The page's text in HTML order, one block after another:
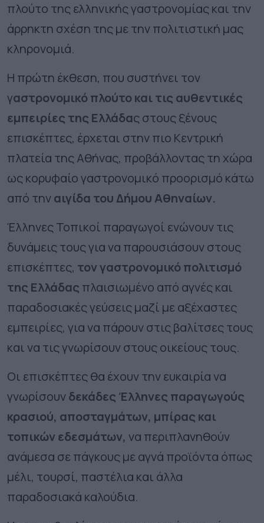
πλούτο της ελληνικής γαστρονομίας και την
άρρηκτη σχέση της με την πολιτιστική μας
κληρονομιά.
Η πρώτη έκθεση, που συστήνει τον
γαστρονομικό πλούτο και τις αυθεντικές
εμπειρίες της Ελλάδας στους ξένους
επισκέπτες, έρχεται στην πιο Κεντρική
πλατεία της Αθήνας, προβάλλοντας τη χώρα
ως κορυφαίο γαστρονομικό προορισμό κάτω
από τηναιγίδα του Δήμου Αθηναίων.
Έλληνες Τοπικοί παραγωγοί ενώνουν τις
δυνάμεις τους για να παρουσιάσουν στους
επισκέπτες, τον γαστρονομικό πολιτισμό
της Ελλάδας πλαισιωμένο από αγνές και
παραδοσιακές γεύσεις μαζί με αξέχαστες
εμπειρίες, για να πάρουν στις βαλίτσες τους
και να τις γνωρίσουν στους οικείους τους.
Οι επισκέπτες θα έχουν την ευκαιρία να
γνωρίσουνδεκάδες Έλληνες παραγωγούς
κρασιού, αποσταγμάτων, μπίρας και
τοπικών εδεσμάτων, να περιπλανηθούν
ανάμεσα σε πάγκους με αγνά προϊόντα όπως
μέλι, τουρσί, παστέλια και άλλα
παραδοσιακά καλούδια.